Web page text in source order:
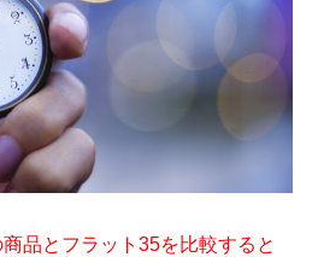
品とフラット35を比較すると